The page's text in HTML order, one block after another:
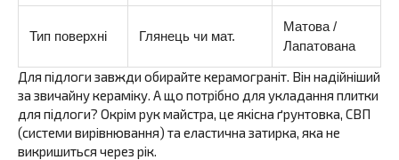
Тип поверхні Глянець чи мат.
Матова /
Лапатована
Для підлоги завжди обирайте керамограніт. Він надійніший
за звичайну кераміку. А що потрібно для укладання плитки
для підлоги? Окрім рук майстра, це якісна ґрунтовка, СВП
(системи вирівнювання) та еластична затирка, яка не
викришиться через рік.